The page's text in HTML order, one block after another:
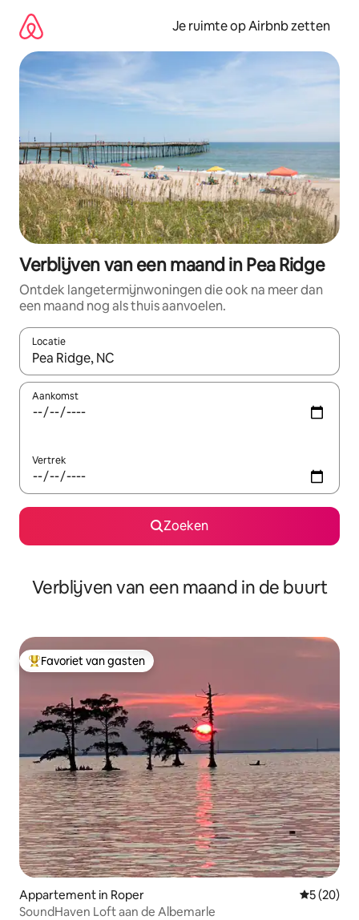
direct
naar
inhoud
Je ruimte op Airbnb zetten
Verblijven van een maand in Pea Ridge
Ontdek langetermijnwoningen die ook na meer dan
een maand nog als thuis aanvoelen.
Locatie
Wanneer er suggesties beschikbaar zijn, maak je een keuze
Aankomst
Vertrek
Zoeken
Verblijven van een maand in de buurt
Topfavoriet van gasten
Favoriet van gasten
Appartement in Roper
5 (20)
SoundHaven Loft aan de Albemarle